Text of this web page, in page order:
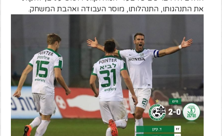
את התנהגותו, התנהלותו, מוסר העבודה ואהבת המשחק.